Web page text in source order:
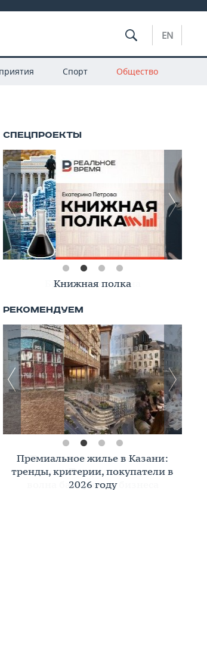
EN
Спорт Общество
Книжная полка
Премиальное жилье в Казани:
тренды, критерии, покупатели в
2026 году